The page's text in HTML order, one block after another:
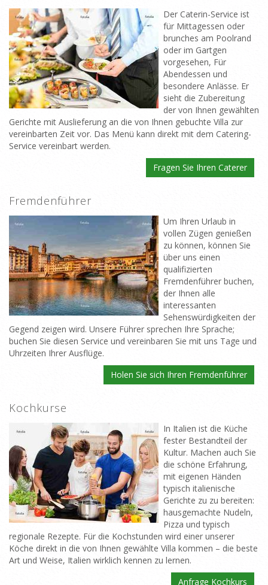
Der Caterin-Service ist
für Mittagessen oder
brunches am Poolrand
oder im Gartgen
vorgesehen, Für
Abendessen und
besondere Anlässe. Er
sieht die Zubereitung
der von Ihnen gewählten
Gerichte mit Auslieferung an die von Ihnen gebuchte Villa zur
vereinbarten Zeit vor. Das Menü kann direkt mit dem Catering-
Service vereinbart werden.
Fragen Sie Ihren Caterer
Fremdenführer
Um Ihren Urlaub in
vollen Zügen genießen
zu können, können Sie
über uns einen
qualifizierten
Fremdenführer buchen,
der Ihnen alle
interessanten
Sehenswürdigkeiten der
Gegend zeigen wird. Unsere Führer sprechen Ihre Sprache;
buchen Sie diesen Service und vereinbaren Sie mit uns Tage und
Uhrzeiten Ihrer Ausflüge.
Holen Sie sich Ihren Fremdenführer
Kochkurse
In Italien ist die Küche
fester Bestandteil der
Kultur. Machen auch Sie
die schöne Erfahrung,
mit eigenen Händen
typisch italienische
Gerichte zu zu bereiten:
hausgemachte Nudeln,
Pizza und typisch
regionale Rezepte. Für die Kochstunden wird einer unserer
Köche direkt in die von Ihnen gewählte Villa kommen – die beste
Art und Weise, Italien wirklich kennen zu lernen.
Anfrage Kochkurs